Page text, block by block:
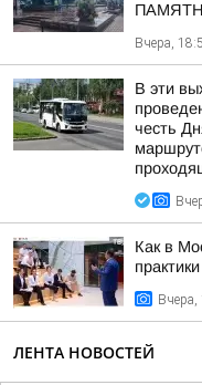
Вчера,
В эти
честь
Как в
ЛЕНТА НОВОСТЕЙ